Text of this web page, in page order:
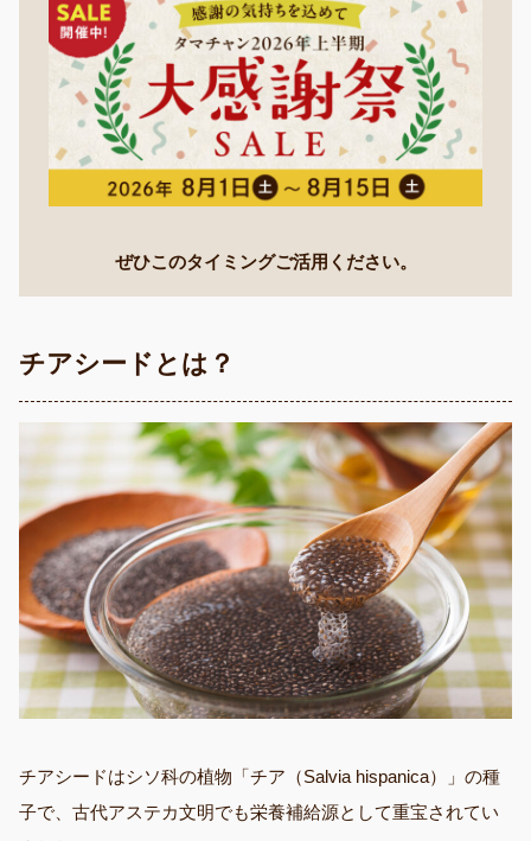
ぜひこのタイミングご活用ください。
チアシードとは？
チアシードはシソ科の植物「チア（Salvia hispanica）」の種
子で、古代アステカ文明でも栄養補給源として重宝されてい